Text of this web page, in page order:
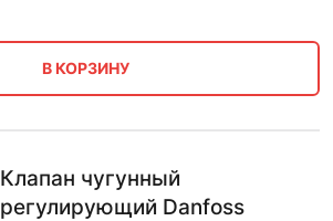
В КОРЗИНУ
Клапан чугунный
регулирующий Danfoss